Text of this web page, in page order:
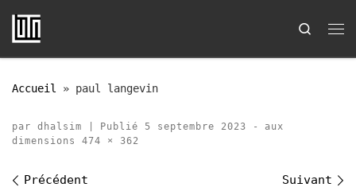
Passer au contenu
Search
Accueil » paul langevin
par dhalsim Publié 5 septembre 2023 -
aux
dimensions
474 × 362
Navigation des images
Précédent Suivant